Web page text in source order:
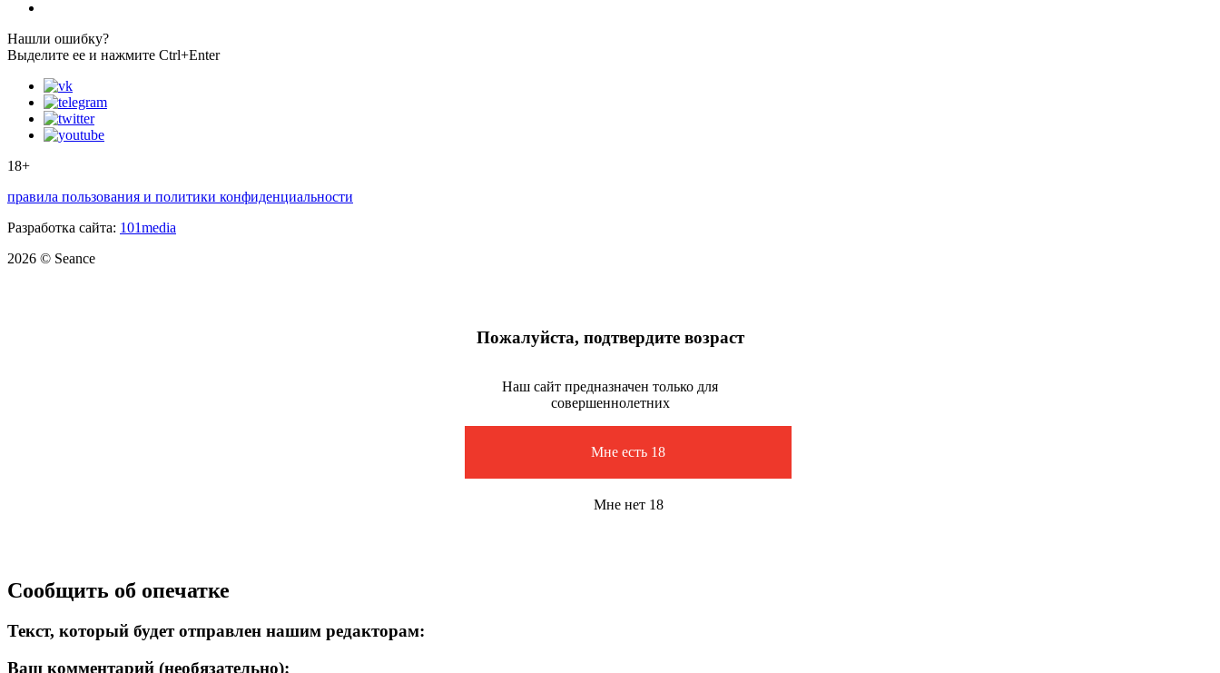
Нашли ошибку?
Выделите ее и нажмите Ctrl+Enter
18+
правила пользования и политики конфиденциальности
Разработка сайта: 101media
2026 © Seance
Пожалуйста, подтвердите возраст
Наш сайт предназначен только для
совершеннолетних
Мне есть 18
Мне нет 18
Сообщить об опечатке
Текст, который будет отправлен нашим редакторам:
Ваш комментарий (необязательно):